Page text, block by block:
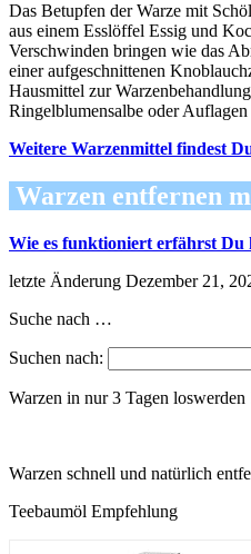
Das Betupfen der Warze mit
aus einem Esslöffel Essig und
Verschwinden bringen wie das
einer aufgeschnittenen
Hausmittel zur
Ringelblumensalbe oder
Weitere Warzenmittel findest
Warzen entfernen
Wie es funktioniert erfährst Du
letzte Änderung Dezember 21,
Suche nach …
Suchen nach:
Warzen in nur 3 Tagen loswerden
Warzen schnell und natürlich
Teebaumöl Empfehlung